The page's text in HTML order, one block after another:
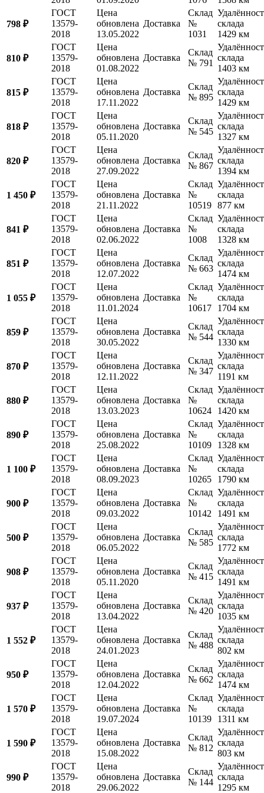
798 ₽
ГОСТ
13579-
2018
Цена
обновлена
13.05.2022
Доставка
Склад
№
1031
склада
1429 км
810 ₽
ГОСТ
13579-
2018
Цена
обновлена
01.08.2022
Доставка
Склад
№ 791
склада
1403 км
815 ₽
ГОСТ
13579-
2018
Цена
обновлена
17.11.2022
Доставка
Склад
№ 895
склада
1429 км
818 ₽
ГОСТ
13579-
2018
Цена
обновлена
05.11.2020
Доставка
Склад
№ 545
склада
1327 км
820 ₽
ГОСТ
13579-
2018
Цена
обновлена
27.09.2022
Доставка
Склад
№ 867
склада
1394 км
1 450 ₽
ГОСТ
13579-
2018
Цена
обновлена
21.11.2022
Доставка
Склад
№
10519
склада
877 км
841 ₽
ГОСТ
13579-
2018
Цена
обновлена
02.06.2022
Доставка
Склад
№
1008
склада
1328 км
851 ₽
ГОСТ
13579-
2018
Цена
обновлена
12.07.2022
Доставка
Склад
№ 663
склада
1474 км
1 055 ₽
ГОСТ
13579-
2018
Цена
обновлена
11.01.2024
Доставка
Склад
№
10617
склада
1704 км
859 ₽
ГОСТ
13579-
2018
Цена
обновлена
30.05.2022
Доставка
Склад
№ 544
склада
1330 км
870 ₽
ГОСТ
13579-
2018
Цена
обновлена
12.11.2022
Доставка
Склад
№ 347
склада
1191 км
880 ₽
ГОСТ
13579-
2018
Цена
обновлена
13.03.2023
Доставка
Склад
№
10624
склада
1420 км
890 ₽
ГОСТ
13579-
2018
Цена
обновлена
25.08.2022
Доставка
Склад
№
10109
склада
1328 км
1 100 ₽
ГОСТ
13579-
2018
Цена
обновлена
08.09.2023
Доставка
Склад
№
10265
склада
1790 км
900 ₽
ГОСТ
13579-
2018
Цена
обновлена
09.03.2022
Доставка
Склад
№
10142
склада
1491 км
500 ₽
ГОСТ
13579-
2018
Цена
обновлена
06.05.2022
Доставка
Склад
№ 585
склада
1772 км
908 ₽
ГОСТ
13579-
2018
Цена
обновлена
05.11.2020
Доставка
Склад
№ 415
склада
1491 км
937 ₽
ГОСТ
13579-
2018
Цена
обновлена
13.04.2022
Доставка
Склад
№ 420
склада
1035 км
1 552 ₽
ГОСТ
13579-
2018
Цена
обновлена
24.01.2023
Доставка
Склад
№ 488
склада
802 км
950 ₽
ГОСТ
13579-
2018
Цена
обновлена
12.04.2022
Доставка
Склад
№ 662
склада
1474 км
1 570 ₽
ГОСТ
13579-
2018
Цена
обновлена
19.07.2024
Доставка
Склад
№
10139
склада
1311 км
1 590 ₽
ГОСТ
13579-
2018
Цена
обновлена
15.08.2022
Доставка
Склад
№ 812
склада
803 км
990 ₽
ГОСТ
13579-
2018
Цена
обновлена
29.06.2022
Доставка
Склад
№ 144
склада
1295 км